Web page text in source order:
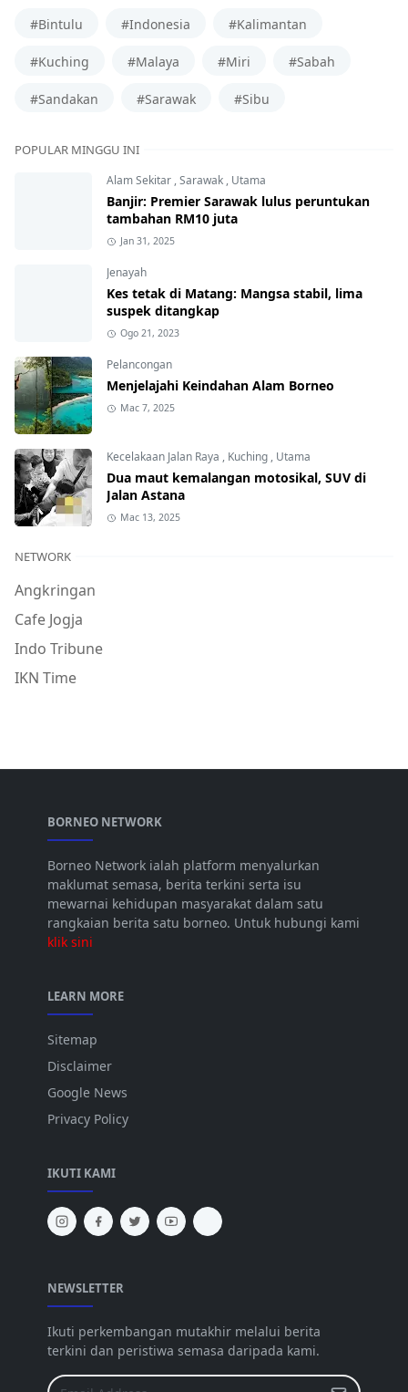
#Bintulu #Indonesia #Kalimantan
#Kuching #Malaya #Miri #Sabah
#Sandakan #Sarawak #Sibu
POPULAR MINGGU INI
Alam Sekitar,Sarawak, Utama
Banjir: Premier Sarawak lulus peruntukan
tambahan RM10 juta
Jan 31, 2025
Jenayah
Kes tetak di Matang: Mangsa stabil, lima
suspek ditangkap
Ogo 21, 2023
Pelancongan
Menjelajahi Keindahan Alam Borneo
Mac 7, 2025
Kecelakaan Jalan Raya , Kuching, Utama
Dua maut kemalangan motosikal, SUV di
Jalan Astana
Mac 13, 2025
NETWORK
Angkringan
Cafe Jogja
Indo Tribune
IKN Time
BORNEO NETWORK
Borneo Network ialah platform menyalurkan
maklumat semasa, berita terkini serta isu
mewarnai kehidupan masyarakat dalam satu
rangkaian berita satu borneo. Untuk hubungi kami
klik sini
LEARN MORE
Sitemap
Disclaimer
Google News
Privacy Policy
IKUTI KAMI
NEWSLETTER
Ikuti perkembangan mutakhir melalui berita
terkini dan peristiwa semasa daripada kami.